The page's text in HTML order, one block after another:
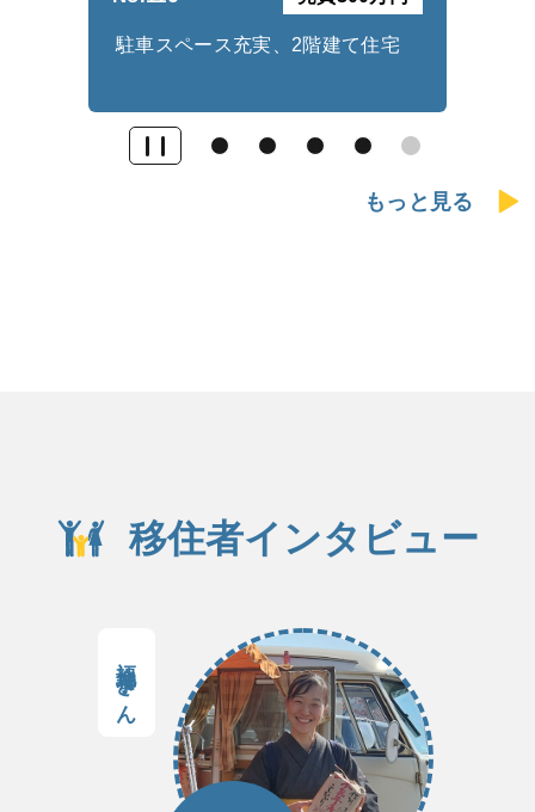
駐車スペース充実、2階建て住宅
もっと見る
移住者インタビュー
福地恭子さん